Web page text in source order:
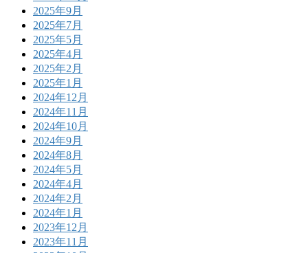
2025年9月
2025年7月
2025年5月
2025年4月
2025年2月
2025年1月
2024年12月
2024年11月
2024年10月
2024年9月
2024年8月
2024年5月
2024年4月
2024年2月
2024年1月
2023年12月
2023年11月